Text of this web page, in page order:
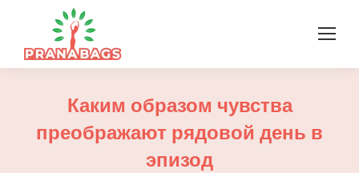
Каким образом чувства
преображают рядовой день в
эпизод